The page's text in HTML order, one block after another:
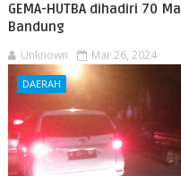
GEMA-HUTBA dihadiri 70
Bandung
Unknown Mar 26, 2024
DAERAH